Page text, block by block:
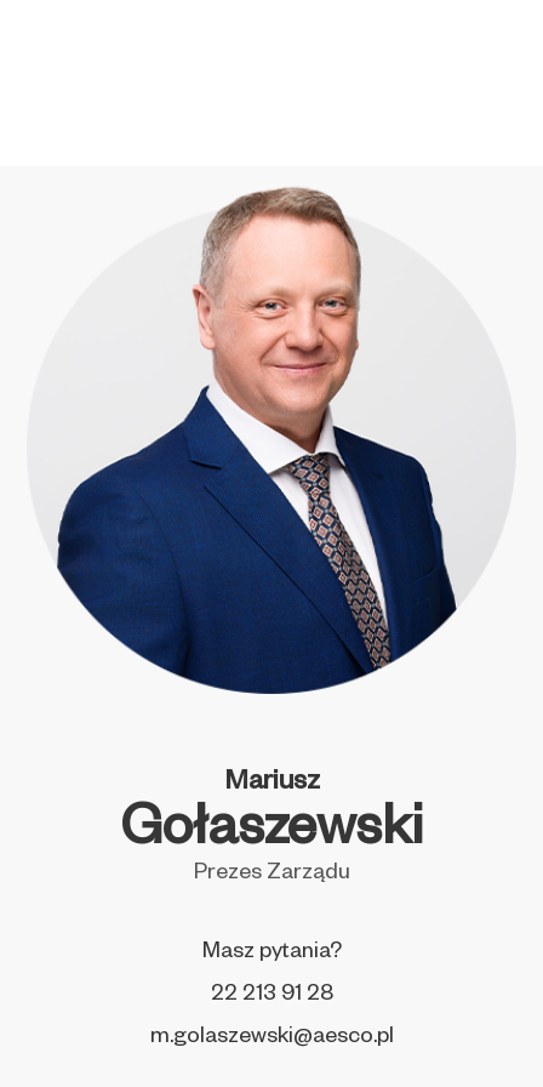
Mariusz
Gołaszewski
Prezes Zarządu
Masz pytania?
22 213 91 28
m.golaszewski@aesco.pl